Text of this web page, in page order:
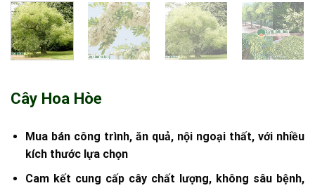
Cây Hoa Hòe
Mua bán công trình, ăn quả, nội ngoại thất, với nhiều
kích thước lựa chọn
Cam kết cung cấp cây chất lượng, không sâu bệnh,